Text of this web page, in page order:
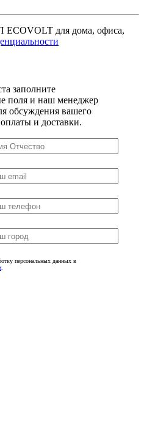
ECOVOLT для дома, офиса,
заполните
поля и наш менеджер
обсуждения вашего
и доставки.
персональных данных в